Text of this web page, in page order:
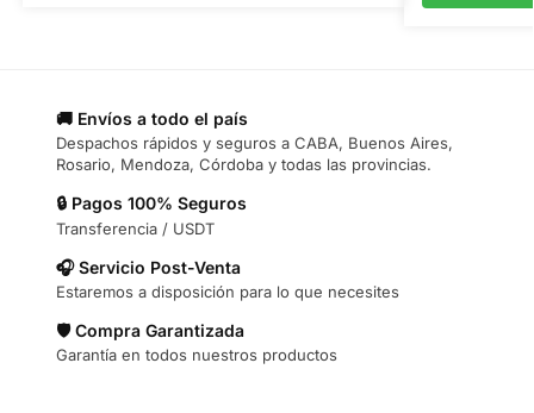
🚚 Envíos a todo el país
Despachos rápidos y seguros a CABA, Buenos Aires,
Rosario, Mendoza, Córdoba y todas las provincias.
🔒 Pagos 100% Seguros
Transferencia / USDT
🎧 Servicio Post-Venta
Estaremos a disposición para lo que necesites
🛡️ Compra Garantizada
Garantía en todos nuestros productos